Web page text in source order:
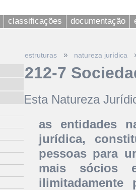
classificações documentação
estruturas » natureza jurídica
212-7
Esta Natureza
as entidades
jurídica,
pessoas para
mais sócios